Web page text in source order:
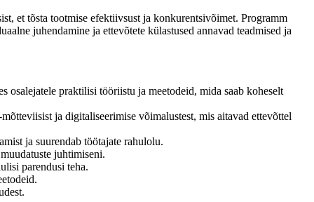
et tõsta tootmise efektiivsust ja konkurentsivõimet. Programm
juhendamine ja ettevõtete külastused annavad teadmised ja
osalejatele praktilisi tööriistu ja meetodeid, mida saab koheselt
ja digitaliseerimise võimalustest, mis aitavad ettevõttel
ja suurendab töötajate rahulolu.
juhtimiseni.
parendusi teha.